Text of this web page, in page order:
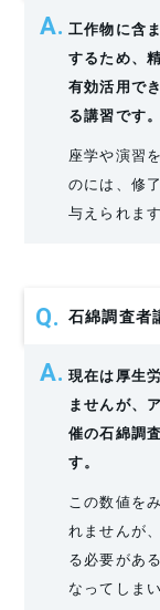
工作物に含
するため、
有効活用で
る講習です。
座学や演習
のには、修
与えられます
石綿調査者
現在は厚生
ませんが、
催の石綿調
す。
この数値を
れませんが
る必要があ
なってしまい